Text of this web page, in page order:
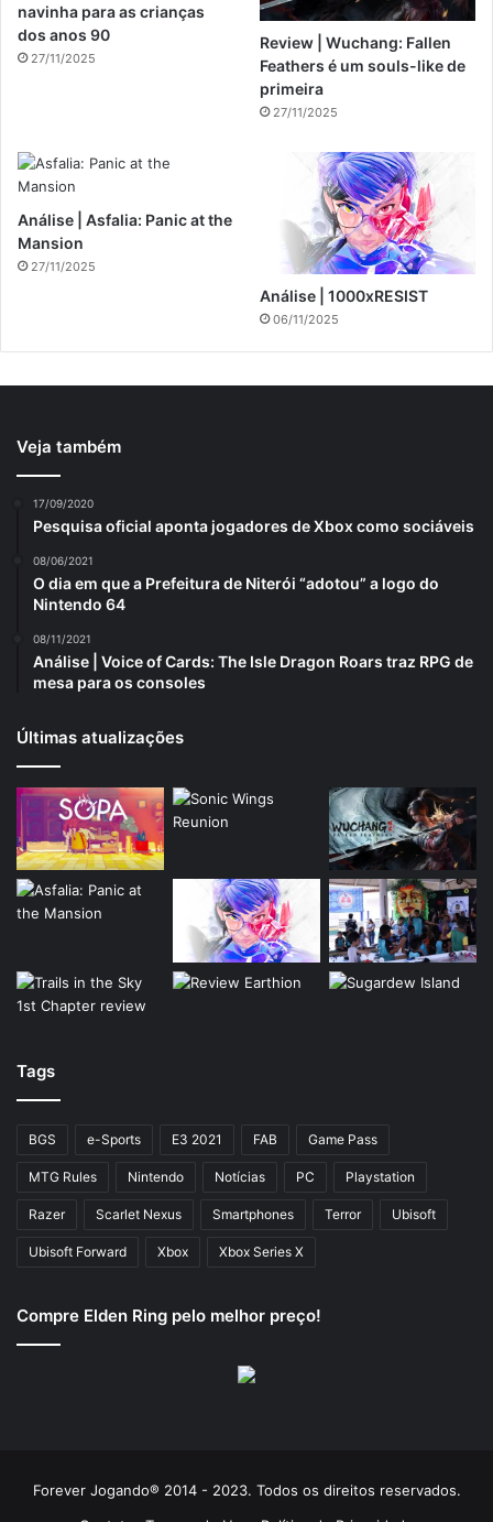
navinha para as crianças
dos anos 90
27/11/2025
Review | Wuchang: Fallen
Feathers é um souls-like de
primeira
27/11/2025
Análise | Asfalia: Panic at the
Mansion
27/11/2025
Análise | 1000xRESIST
06/11/2025
Veja também
17/09/2020
Pesquisa oficial aponta jogadores de Xbox como sociáveis
08/06/2021
O dia em que a Prefeitura de Niterói “adotou” a logo do
Nintendo 64
08/11/2021
Análise | Voice of Cards: The Isle Dragon Roars traz RPG de
mesa para os consoles
Últimas atualizações
Tags
BGS e-Sports E3 2021 FAB Game Pass
MTG Rules Nintendo Notícias PC Playstation
Razer Scarlet Nexus Smartphones Terror Ubisoft
Ubisoft Forward Xbox Xbox Series X
Compre Elden Ring pelo melhor preço!
Forever Jogando® 2014 - 2023. Todos os direitos reservados.